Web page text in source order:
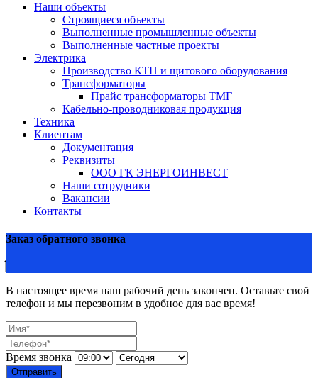
Наши объекты
Строящиеся объекты
Выполненные промышленные объекты
Выполненные частные проекты
Электрика
Производство КТП и щитового оборудования
Трансформаторы
Прайс трансформаторы ТМГ
Кабельно-проводниковая продукция
Техника
Клиентам
Документация
Реквизиты
ООО ГК ЭНЕРГОИНВЕСТ
Наши сотрудники
Вакансии
Контакты
Заказ обратного звонка
В настоящее время наш рабочий день закончен. Оставьте свой
телефон и мы перезвоним в удобное для вас время!
Время звонка
Отправить